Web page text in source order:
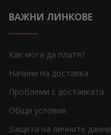
ВАЖНИ ЛИНКОВЕ
Как мога да платя?
Начини на доставка
Проблеми с доставката
Общи условия
Защита на личните данни